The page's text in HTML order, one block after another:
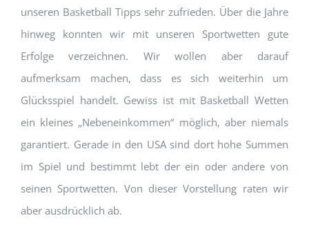
unseren Basketball Tipps sehr zufrieden. Über die Jahre
hinweg konnten wir mit unseren Sportwetten gute
Erfolge verzeichnen. Wir wollen aber darauf
aufmerksam machen, dass es sich weiterhin um
Glücksspiel handelt. Gewiss ist mit Basketball Wetten
ein kleines „Nebeneinkommen“ möglich, aber niemals
garantiert. Gerade in den USA sind dort hohe Summen
im Spiel und bestimmt lebt der ein oder andere von
seinen Sportwetten. Von dieser Vorstellung raten wir
aber ausdrücklich ab.